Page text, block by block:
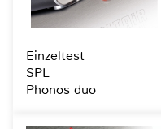
Einzeltest
SPL
Phonos duo